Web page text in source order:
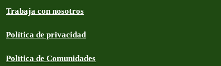
Trabaja con nosotros
Política de privacidad
Política de Comunidades